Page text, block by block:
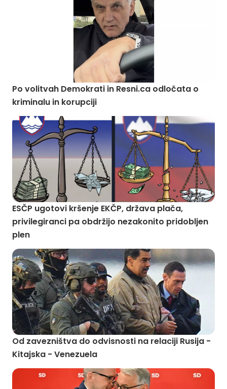
Po volitvah Demokrati in Resni.ca odločata o
kriminalu in korupciji
ESČP ugotovi kršenje EKČP, država plača,
privilegiranci pa obdržijo nezakonito pridobljen
plen
Od zavezništva do odvisnosti na relaciji Rusija -
Kitajska - Venezuela